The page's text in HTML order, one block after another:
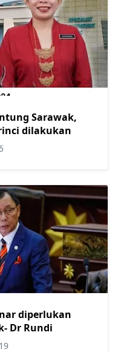
Sarawak,
dilakukan
diperlukan
Dr Rundi